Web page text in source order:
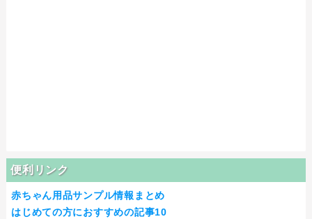
便利リンク
赤ちゃん用品サンプル情報まとめ
はじめての方におすすめの記事10